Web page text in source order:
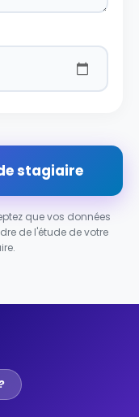
stagiaire
que vos données
de l'étude de votre